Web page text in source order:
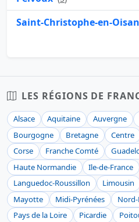
Saint-Christophe-en-
LES RÉGIONS DE
Alsace Aquitaine Auvergne
Bourgogne
Bretagne Centre
Corse
Franche Comté
Haute Normandie
Ile-de-France
Languedoc-Roussillon
Limousin
Mayotte
Midi-Pyrénées
Nord-
Pays de la Loire
Picardie